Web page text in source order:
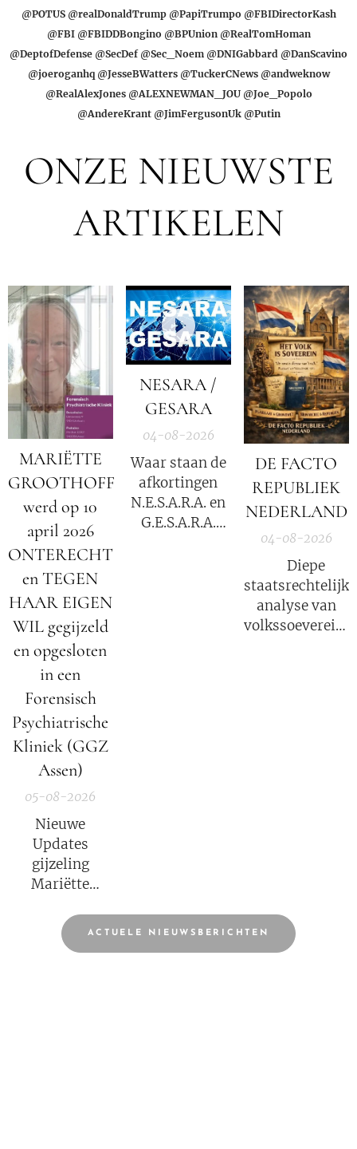
@POTUS @realDonaldTrump @PapiTrumpo @FBIDirectorKash
@FBI @FBIDDBongino @BPUnion @RealTomHoman
@DeptofDefense @SecDef @Sec_Noem @DNIGabbard @DanScavino
@joeroganhq @JesseBWatters @TuckerCNews @andweknow
@RealAlexJones @ALEXNEWMAN_JOU @Joe_Popolo
@AndereKrant @JimFergusonUk @Putin
ONZE NIEUWSTE
ARTIKELEN
MARIËTTE
GROOTHOFF
werd op 10
april 2026
ONTERECHT
en TEGEN
HAAR EIGEN
WIL gegijzeld
en opgesloten
in een
Forensisch
Psychiatrische
Kliniek (GGZ
Assen)
05-08-2026
Nieuwe
Updates
gijzeling
Mariëtte
NESARA /
GESARA
04-08-2026
Waar staan de
afkortingen
N.E.S.A.R.A. en
G.E.S.A.R.A.
DE FACTO
REPUBLIEK
NEDERLAND
04-08-2026
⚖️ Diepe
staatsrechtelijke
analyse van
ACTUELE NIEUWSBERICHTEN